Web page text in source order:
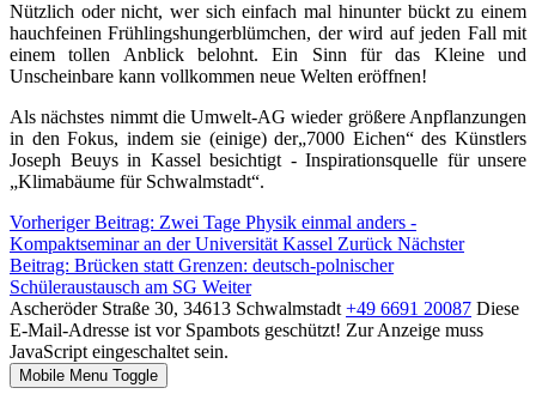
Nützlich oder nicht, wer sich einfach mal hinunter bückt zu einem
hauchfeinen Frühlingshungerblümchen, der wird auf jeden Fall mit
einem tollen Anblick belohnt. Ein Sinn für das Kleine und
Unscheinbare kann vollkommen neue Welten eröffnen!
Als nächstes nimmt die Umwelt-AG wieder größere Anpflanzungen
in den Fokus, indem sie (einige) der„7000 Eichen“ des Künstlers
Joseph Beuys in Kassel besichtigt - Inspirationsquelle für unsere
„Klimabäume für Schwalmstadt“.
Vorheriger Beitrag: Zwei Tage Physik einmal anders -
Kompaktseminar an der Universität Kassel Zurück Nächster
Beitrag: Brücken statt Grenzen: deutsch-polnischer
Schüleraustausch am SG Weiter
Ascheröder Straße 30, 34613 Schwalmstadt +49 6691 20087 Diese
E-Mail-Adresse ist vor Spambots geschützt! Zur Anzeige muss
JavaScript eingeschaltet sein.
Mobile Menu Toggle